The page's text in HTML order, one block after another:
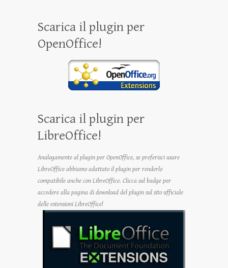
Scarica il plugin per
OpenOffice!
Scarica il plugin per
LibreOffice!
Analogamente al plugin per OpenOffice, se preferisci usare
LibreOffice abbiamo adattato il plugin per renderlo
compatibile anche con LibreOffice. Clicca sul badge per
accedere alla pagina di download del plugin sul sito ufficiale
delle estensioni LibreOffice!